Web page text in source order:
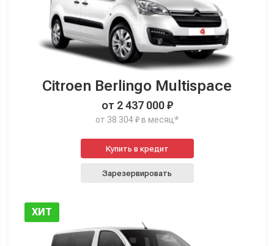
Citroen Berlingo Multispace
от 2 437 000 ₽
от 38 304 ₽ в месяц*
Купить в кредит
Зарезервировать
ХИТ